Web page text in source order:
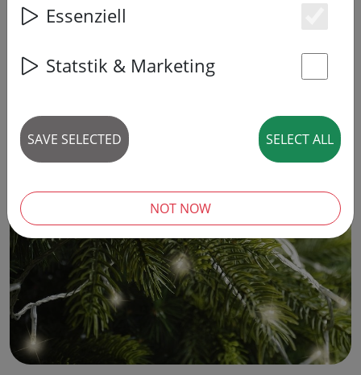
6% DISCOUNT
Essenziell
Statstik & Marketing
SAVE SELECTED SELECT ALL
NOT NOW